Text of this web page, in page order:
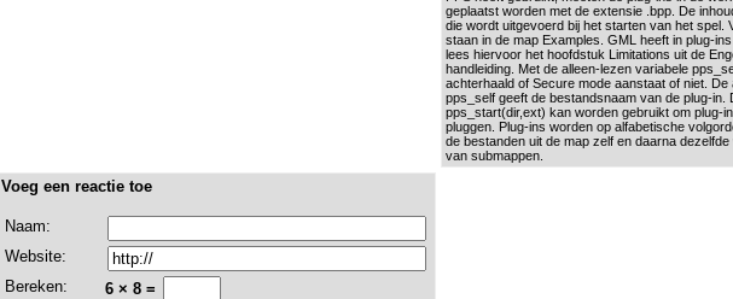
geplaatst worden met de extensie .bpp. De
die wordt uitgevoerd bij het starten van het spel.
staan in de map Examples. GML heeft in plug-
lees hiervoor het hoofdstuk Limitations uit de
handleiding. Met de alleen-lezen variabele
achterhaald of Secure mode aanstaat of niet. De
pps_self geeft de bestandsnaam van de plug-in.
pps_start(dir,ext) kan worden gebruikt om plug-
pluggen. Plug-ins worden op alfabetische
de bestanden uit de map zelf en daarna
van submappen.
Voeg een reactie toe
Naam:
Website:
Bereken:
6 × 8 =